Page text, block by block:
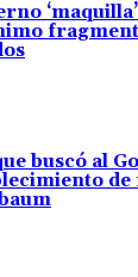
buscó al
de